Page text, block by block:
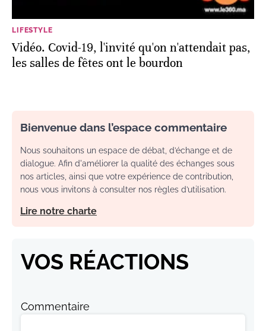
LIFESTYLE
Vidéo. Covid-19, l'invité qu'on n'attendait pas,
les salles de fêtes ont le bourdon
Bienvenue dans l’espace commentaire
Nous souhaitons un espace de débat, d’échange et de
dialogue. Afin d'améliorer la qualité des échanges sous
nos articles, ainsi que votre expérience de contribution,
nous vous invitons à consulter nos règles d’utilisation.
Lire notre charte
VOS RÉACTIONS
Commentaire